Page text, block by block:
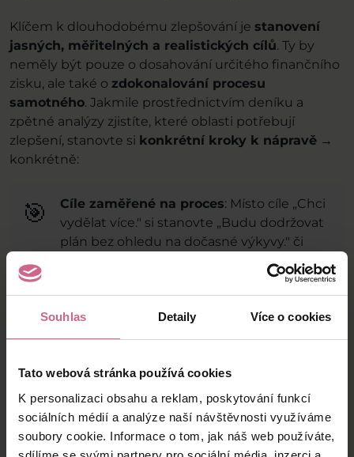
Souhlas Detaily Více o cookies
Tato webová stránka používá cookies
K personalizaci obsahu a reklam, poskytování funkcí
sociálních médií a analýze naší návštěvnosti využíváme
soubory cookie. Informace o tom, jak náš web používáte,
Klíčem k dlouhodobému zlepšování je stanovení
jasných, měřitelných a realistických cílů. Ty by
neměly být pouze o dosahování určitého finančního
zisku, ale také o zdokonalování procesu
samotného. Jakmile prostřednictvím deníku a
zpětné analýzy zjistíte, které oblasti potřebují
zlepšení, stanovte si konkrétní kroky k nápravě →
konkrétně:
🎯 Cíle zaměřené na proces: Místo cíle „Chci
vydělat více." si stanovte „Budu dodržovat
plán bez ohledu na dočasné výkyvy." či
„Omezím impulzivní vstupy do trhu tím, že
před každým strávím chvíli přípravou.".
Postupné změny: Snažte se nedělat
průběžné úpravy a následné opakované
vyhodnocení, zda se váš výkon zlepšuje,
jsou tou nejlepší, respektive
nejudržitelnější cestou.